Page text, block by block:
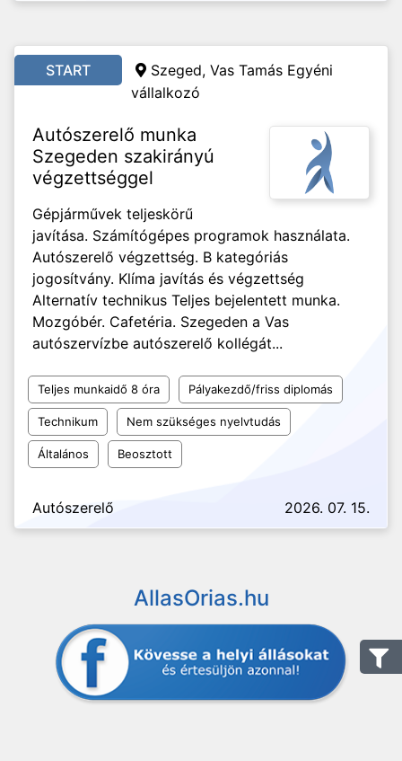
START
Szeged, Vas Tamás Egyéni
vállalkozó
Autószerelő munka
Szegeden szakirányú
végzettséggel
Gépjárművek teljeskörű
javítása. Számítógépes programok használata.
Autószerelő végzettség. B kategóriás
jogosítvány. Klíma javítás és végzettség
Alternatív technikus Teljes bejelentett munka.
Mozgóbér. Cafetéria. Szegeden a Vas
autószervízbe autószerelő kollégát...
Teljes munkaidő 8 óra Pályakezdő/friss diplomás
Technikum Nem szükséges nyelvtudás
Általános Beosztott
Autószerelő 2026. 07. 15.
AllasOrias.hu